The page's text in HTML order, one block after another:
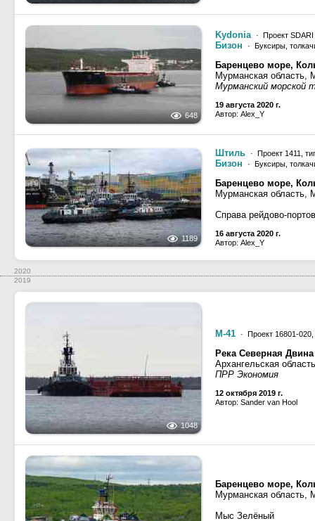
648
Kydonia · Проект
Бизон · Буксиры,
Баренцево море,
Мурманская область,
Мурманский морской
19 августа 2020 г.
Автор: Alex_Y
1189
Штиль · Проект 1411,
Бизон · Буксиры,
Баренцево море,
Мурманская область,
Справа рейдово-
16 августа 2020 г.
Автор: Alex_Y
2020
2019
1048
М-41 · Проект 16801-020,
Река Северная Двина
Архангельская
ПРР Экономия
12 октября 2019 г.
Автор: Sander van Hool
Баренцево море,
Мурманская область,
Мыс Зелёный